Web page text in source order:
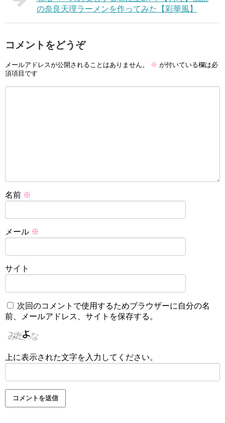
の奈良天理ラーメンを作ってみた【彩華風】
コメントをどうぞ
メールアドレスが公開されることはありません。 ※ が付いている欄は必
須項目です
名前 ※
メール ※
サイト
次回のコメントで使用するためブラウザーに自分の名
前、メールアドレス、サイトを保存する。
上に表示された文字を入力してください。